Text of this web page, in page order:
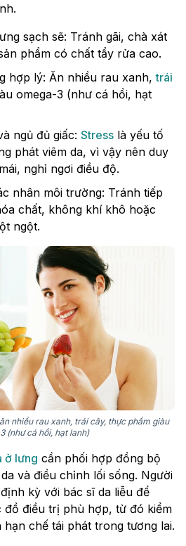
sạch sẽ: Tránh gãi, chà xát
phẩm có chất tẩy rửa cao.
hợp lý: Ăn nhiều rau xanh,trái
omega-3 (như cá hồi, hạt
ngủ đủ giấc: Stress là yếu tố
phát viêm da, vì vậy nên duy
nghỉ ngơi điều độ.
nhân môi trường: Tránh tiếp
chất, không khí khô hoặc
ngột.
nhiều rau xanh, trái cây, thực phẩm giàu
(như cá hồi, hạt lanh)
ở lưng cần phối hợp đồng bộ
và điều chỉnh lối sống. Người
kỳ với bác sĩ da liễu để
đồ điều trị phù hợp, từ đó kiểm
chế tái phát trong tương lai.